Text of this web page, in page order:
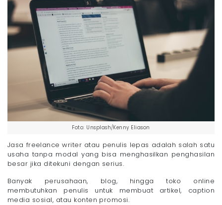
Foto: Unsplash/Kenny Eliason
Jasa freelance writer atau penulis lepas adalah salah satu
usaha tanpa modal yang bisa menghasilkan penghasilan
besar jika ditekuni dengan serius.
Banyak perusahaan, blog, hingga toko online
membutuhkan penulis untuk membuat artikel, caption
media sosial, atau konten promosi.